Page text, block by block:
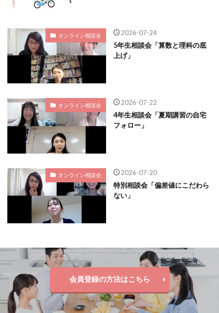
オンライン相談会 2026-07-24
5年生相談会「算数と理科の底
上げ」
オンライン相談会 2026-07-22
4年生相談会「夏期講習の自宅
フォロー」
オンライン相談会 2026-07-20
特別相談会「偏差値にこだわら
ない」
会員登録の方法はこちら